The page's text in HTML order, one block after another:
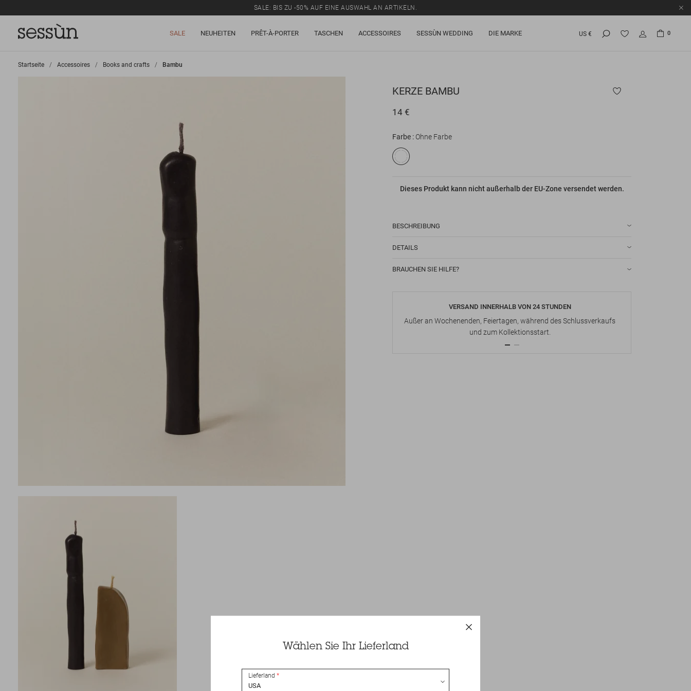
SALE: BIS ZU -50% AUF EINE AUSWAHL AN ARTIKELN.
SALE NEUHEITEN PRÊT-À-PORTER TASCHEN ACCESSOIRES SESSÙN WEDDING DIE MARKE US € 0
Startseite >
Accessoires >
Books and crafts >
Bambu
KERZE BAMBU
14 €
Farbe Ohne Farbe
Dieses Produkt kann nicht außerhalb der EU-Zone versendet werden.
BESCHREIBUNG
DETAILS
BRAUCHEN SIE HILFE?
VERSAND INNERHALB VON 24 STUNDEN
Außer an Wochenenden, Feiertagen, während des Schlussverkaufs
und zum Kollektionsstart.
Wählen Sie Ihr Lieferland
Lieferland